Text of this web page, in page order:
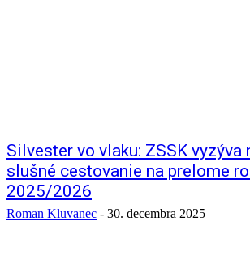
Silvester vo vlaku: ZSSK vyzýva
slušné cestovanie na prelome
2025/2026
Roman Kluvanec - 30. decembra 2025